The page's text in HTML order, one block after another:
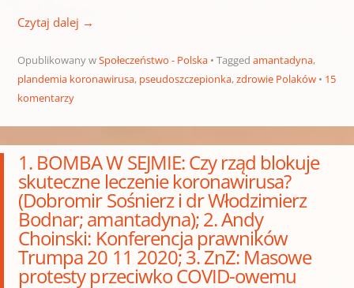
Czytaj dalej →
Opublikowany wSpołeczeństwo - Polska Tagged amantadyna,
plandemia koronawirusa, pseudoszczepionka,zdrowie Polaków
15
komentarzy
1. BOMBA W SEJMIE: Czy rząd blokuje
skuteczne leczenie koronawirusa?
(Dobromir Sośnierz i dr Włodzimierz
Bodnar; amantadyna); 2. Andy
Choinski: Konferencja prawników
Trumpa 20 11 2020; 3. ZnZ: Masowe
protesty przeciwko COVID-owemu